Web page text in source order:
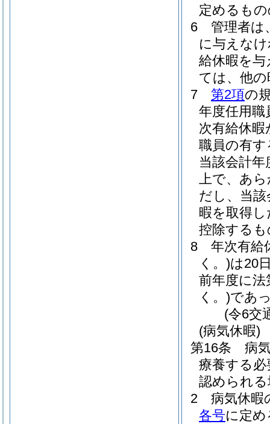
定めるも
6
管理者は
に与えな
給休暇を
ては、他
7
第2項の
年度任用
次有給休
職員の有
当該会計
上で、あ
だし、当
暇を取得
控除する
8
年次有給
く。)は20
前年度に法
く。)であ
(令6交
(病気休暇)
第16条
病
療養する
認められ
2
病気休暇
各号に定